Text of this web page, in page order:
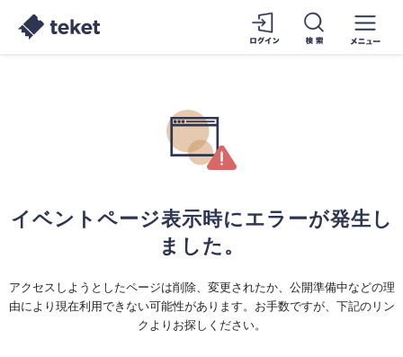
イベントページ表示時にエラーが発生し
ました。
アクセスしようとしたページは削除、変更されたか、公開準備中などの理
由により現在利用できない可能性があります。お手数ですが、下記のリン
クよりお探しください。